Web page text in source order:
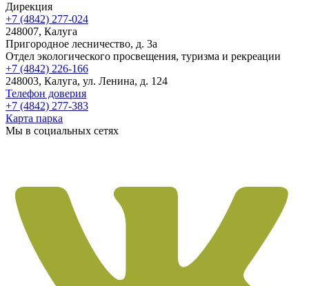
Дирекция
+7 (4842) 277-024
248007, Калуга
Пригородное лесничество, д. 3а
Отдел экологического просвещения, туризма и рекреации
+7 (4842) 226-166
248003, Калуга, ул. Ленина, д. 124
Телефон доверия
+7 (4842) 277-383
Карта парка
Мы в социальных сетях